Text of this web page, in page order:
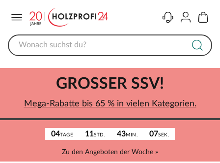
KontaktKonto
04TAGE 11STD. 43MIN. 07SEK.
Zu den Angeboten der Woche »
GROSSER SSV!
Mega-Rabatte bis 65 % in vielen Kategorien.